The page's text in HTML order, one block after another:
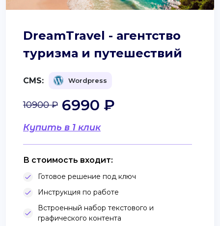
DreamTravel - агентство
туризма и путешествий
CMS: Wordpress
Купить в 1 клик
10900 ₽ 6990 ₽
В стоимость входит:
Готовое решение под ключ
Инструкция по работе
Встроенный набор текстового и
графического контента